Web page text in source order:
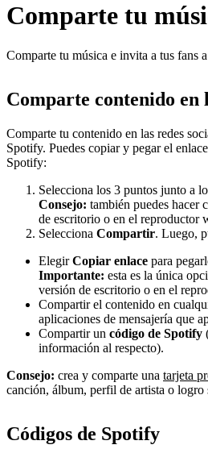
Comparte tu
Comparte tu música e invita a tus fans
Comparte contenido en
Comparte tu contenido en las redes
Spotify. Puedes copiar y pegar el
Spotify:
Selecciona los 3 puntos junto a
Consejo: también puedes hacer
de escritorio o en el reproductor
Selecciona Compartir. Luego,
ElegirCopiar enlace para
Importante: esta es la única
versión de escritorio o en el
Compartir el contenido en
aplicaciones de mensajería que
Compartir un código de Spotify
información al respecto).
Consejo: crea y comparte una tarjeta
canción, álbum, perfil de artista o
Códigos de Spotify